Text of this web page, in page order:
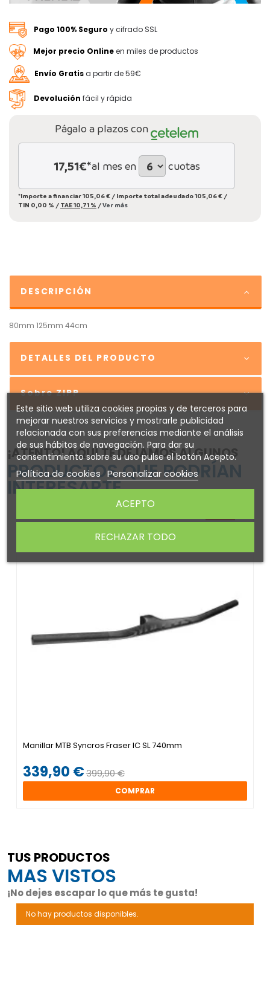
Pago 100% Seguro y cifrado SSL
Mejor precio Onlineen miles de productos
Envío Gratisa partir de 59€
Devolución fácil y rápida
Págalo a plazos con
17,51€*al mes en cuotas
*Importe a financiar105,06 € / Importe total adeudado105,06 € /
TIN 0,00 % / TAE10,71 % /Ver más
DESCRIPCIÓN
80mm 125mm 44cm
DETALLES DEL PRODUCTO
Sobre ZIPP
¡ATENTO! AQUÍ TE DEJAMOS ALGUNOS
PRODUCTOS QUE PODRÍAN
INTERESARTE
Manillar MTB Syncros Fraser IC SL 740mm
339,90 €399,90 €
COMPRAR
TUS PRODUCTOS
MAS VISTOS
¡No dejes escapar lo que más te gusta!
No hay productos disponibles.
Este sitio web utiliza cookies propias y de terceros para
mejorar nuestros servicios y mostrarle publicidad
relacionada con sus preferencias mediante el análisis
de sus hábitos de navegación. Para dar su
consentimiento sobre su uso pulse el botón Acepto.
Política de cookies Personalizar cookies
RECHAZAR TODO
ACEPTO